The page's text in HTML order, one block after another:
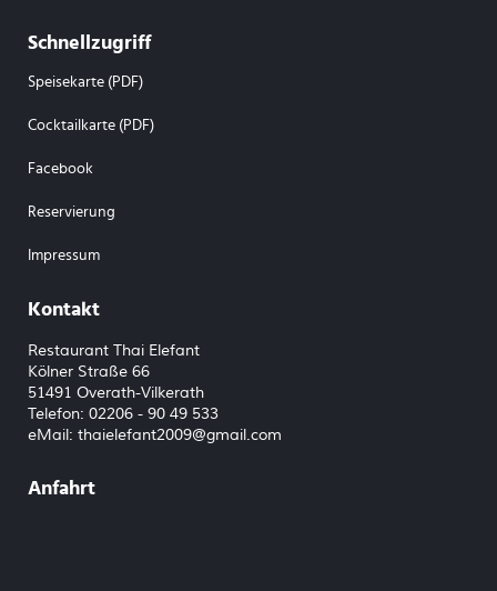
Schnellzugriff
Speisekarte (PDF)
Cocktailkarte (PDF)
Facebook
Reservierung
Impressum
Kontakt
Restaurant Thai Elefant
Kölner Straße 66
51491 Overath-Vilkerath
Telefon: 02206 - 90 49 533
eMail: thaielefant2009@gmail.com
Anfahrt